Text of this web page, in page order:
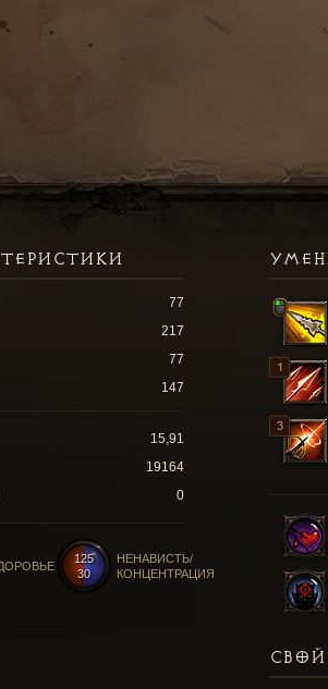
77
217
77
147
15,91
19164
0
125
30
НЕНАВИСТЬ/
КОНЦЕНТРАЦИЯ